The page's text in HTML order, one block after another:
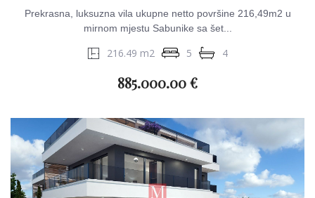
Prekrasna, luksuzna vila ukupne netto površine 216,49m2 u
mirnom mjestu Sabunike sa šet...
216.49 m2 5 4
885.000.00 €